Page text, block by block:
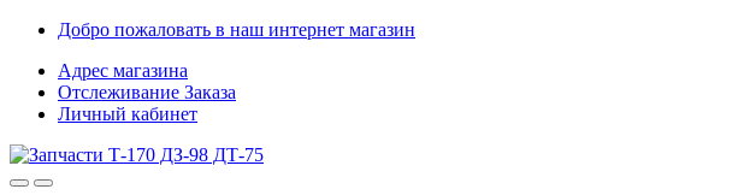
Skip
navigation
Skip
content
Добро пожаловать в наш интернет магазин
Адрес магазина
Отслеживание Заказа
Личный кабинет